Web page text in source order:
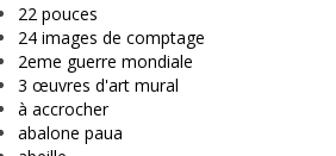
22 pouces
24 images de comptage
2eme guerre mondiale
3 œuvres d'art mural
à accrocher
abalone paua